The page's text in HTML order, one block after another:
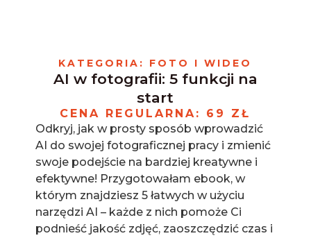
KATEGORIA: FOTO I WIDEO
AI w fotografii: 5 funkcji na
start
CENA REGULARNA: 69 ZŁ
Odkryj, jak w prosty sposób wprowadzić
AI do swojej fotograficznej pracy i zmienić
swoje podejście na bardziej kreatywne i
efektywne! Przygotowałam ebook, w
którym znajdziesz 5 łatwych w użyciu
narzędzi AI – każde z nich pomoże Ci
podnieść jakość zdjęć, zaoszczędzić czas i